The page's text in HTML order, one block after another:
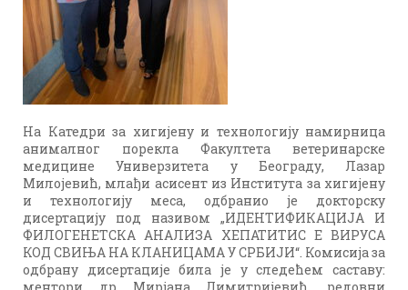
На Катедри за хигијену и технологију намирница
анималног порекла Факултета ветеринарске
медицине Универзитета у Београду, Лазар
Милојевић, млађи асисент из Института за хигијену
и технологију меса, одбранио је докторску
дисертацију под називом „ИДЕНТИФИКАЦИЈА И
ФИЛОГЕНЕТСКА АНАЛИЗА ХЕПАТИТИС Е ВИРУСА
КОД СВИЊА НА КЛАНИЦАМА У СРБИЈИ“. Комисија за
одбрану дисертације била је у следећем саставу: